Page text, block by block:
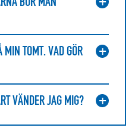
MIN TOMT. VAD GÖR
VÄNDER JAG MIG?